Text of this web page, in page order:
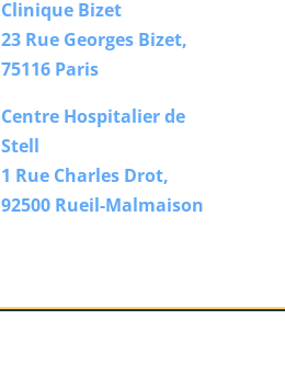
Clinique Bizet
23 Rue Georges Bizet,
75116 Paris
Centre Hospitalier de
Stell
1 Rue Charles Drot,
92500 Rueil-Malmaison